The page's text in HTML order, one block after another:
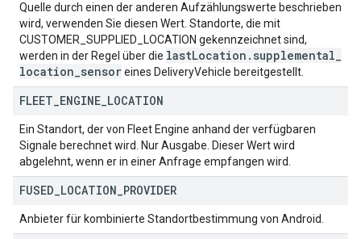
Quelle durch einen der anderen Aufzählungswerte beschrieben
wird, verwenden Sie diesen Wert. Standorte, die mit
CUSTOMER_SUPPLIED_LOCATION gekennzeichnet sind,
werden in der Regel über die lastLocation . supplemental
location sensoreines DeliveryVehicle bereitgestellt.
FLEET ENGINE LOCATION
Ein Standort, der von Fleet Engine anhand der verfügbaren
Signale berechnet wird. Nur Ausgabe. Dieser Wert wird
abgelehnt, wenn er in einer Anfrage empfangen wird.
FUSED LOCATION PROVIDER
Anbieter für kombinierte Standortbestimmung von Android.